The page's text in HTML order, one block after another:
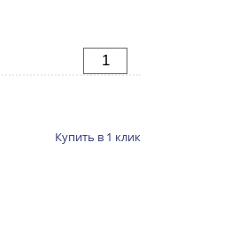
Купить в 1 клик